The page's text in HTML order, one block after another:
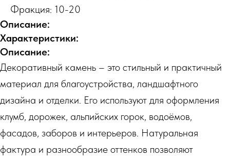
Фракция: 10-20
Описание:
Характеристики:
Описание:
Декоративный камень – это стильный и практичный
материал для благоустройства, ландшафтного
дизайна и отделки. Его используют для оформления
клумб, дорожек, альпийских горок, водоёмов,
фасадов, заборов и интерьеров. Натуральная
фактура и разнообразие оттенков позволяют